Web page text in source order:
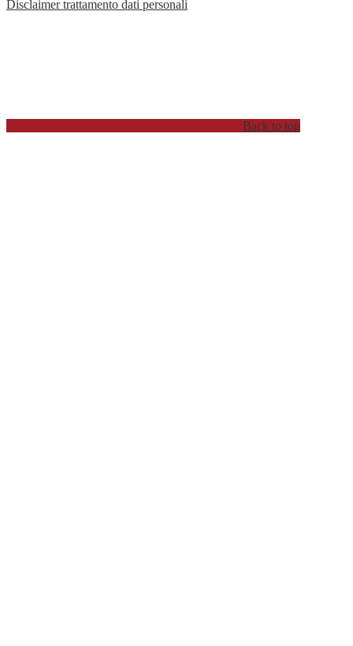
Disclaimer trattamento dati personali
Back to top